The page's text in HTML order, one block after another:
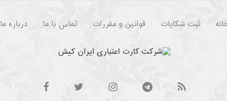
ثبت شکایات قوانین و مقررات تماس با ما درباره ما